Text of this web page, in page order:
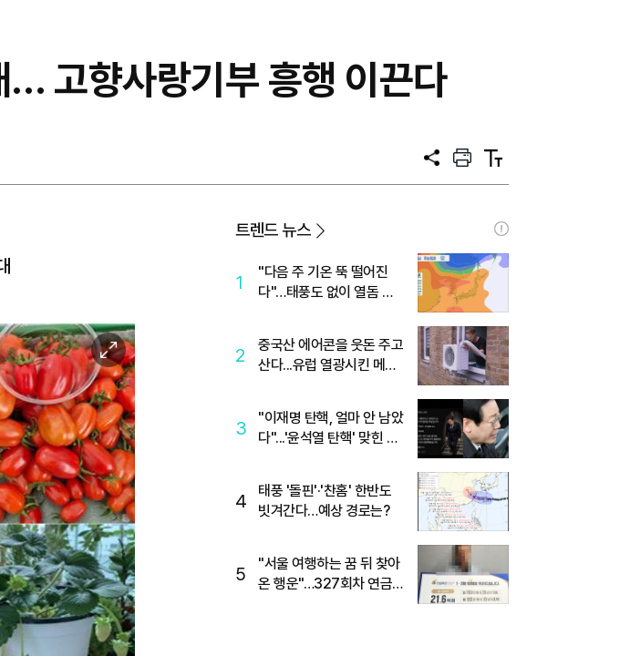
고향사랑기부 흥행 이끈다
공
프
트
텍
트
이
미
지
확
대
트렌드 뉴스
1
"다음 주 기온 뚝 떨어진
다"…태풍도 없이 열돔 박
2
중국산 에어콘을 웃돈 주고
산다...유럽 열광시킨 메이
3
"이재명 탄핵, 얼마 안 남았
다"...'윤석열 탄핵' 맞힌 무
4
태풍 '돌핀'·'찬홈' 한반도
빗겨간다…예상 경로는?
5
"서울 여행하는 꿈 뒤 찾아
온 행운"…327회차 연금